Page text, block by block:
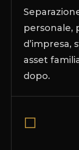
personale,
asset
dopo.
◻